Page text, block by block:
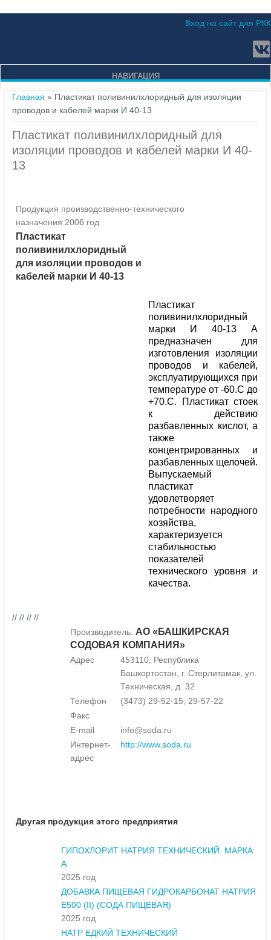
Вход на сайт для РКК
НАВИГАЦИЯ
Вы здесь
Главная » Пластикат поливинилхлоридный для изоляции
проводов и кабелей марки И 40-13
Пластикат поливинилхлоридный для
изоляции проводов и кабелей марки И 40-
13
Продукция производственно-технического
назначения 2006 год
Пластикат
поливинилхлоридный
для изоляции проводов и
кабелей марки И 40-13
Пластикат
поливинилхлоридный
марки И 40-13 А
предназначен для
изготовления изоляции
проводов и кабелей,
эксплуатирующихся при
температуре от -60.С до
+70.С. Пластикат стоек
к действию
разбавленных кислот, а
также
концентрированных и
разбавленных щелочей.
Выпускаемый
пластикат
удовлетворяет
потребности народного
хозяйства,
характеризуется
стабильностью
показателей
технического уровня и
качества.
// // // //
Производитель: АО «БАШКИРСКАЯ
СОДОВАЯ КОМПАНИЯ»
Адрес
453110, Республика
Башкортостан, г. Стерлитамак, ул.
Техническая, д. 32
Телефон
(3473) 29-52-15, 29-57-22
Факс
E-mail
info@soda.ru
Интернет-
адрес
http://www.soda.ru
Другая продукция этого предприятия
ГИПОХЛОРИТ НАТРИЯ ТЕХНИЧЕСКИЙ. МАРКА
А
2025 год
ДОБАВКА ПИЩЕВАЯ ГИДРОКАРБОНАТ НАТРИЯ
Е500 (II) (СОДА ПИЩЕВАЯ)
2025 год
НАТР ЕДКИЙ ТЕХНИЧЕСКИЙ